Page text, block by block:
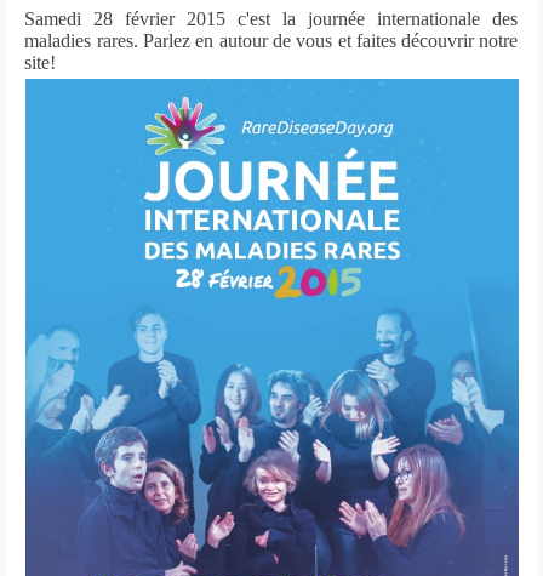
Samedi 28 février 2015 c'est la journée internationale des
maladies rares. Parlez en autour de vous et faites découvrir notre
site!